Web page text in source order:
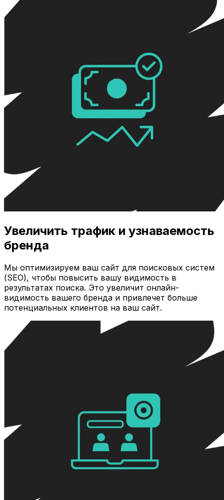
Увеличить трафик и узнаваемость
бренда
Мы оптимизируем ваш сайт для поисковых систем
(SEO), чтобы повысить вашу видимость в
результатах поиска. Это увеличит онлайн-
видимость вашего бренда и привлечет больше
потенциальных клиентов на ваш сайт.